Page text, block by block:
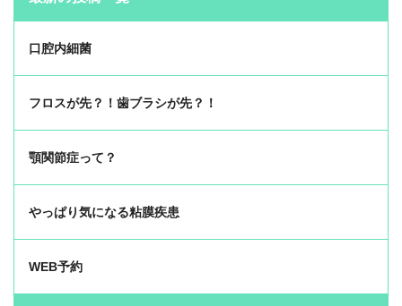
口腔内細菌
フロスが先？！歯ブラシが先？！
顎関節症って？
やっぱり気になる粘膜疾患
WEB予約